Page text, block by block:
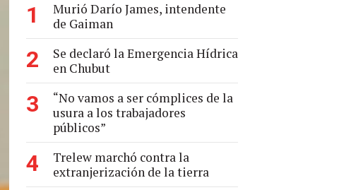
1
Murió Darío James, intendente
de Gaiman
2
Se declaró la Emergencia Hídrica
en Chubut
3
“No vamos a ser cómplices de la
usura a los trabajadores
públicos”
4
Trelew marchó contra la
extranjerización de la tierra